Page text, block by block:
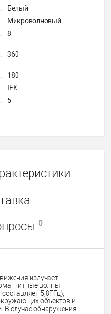
Белый
Микроволновый
8
360
180
IEK
5
0
излучает
волны
5,8ГГц),
объектов и
В случае обнаружения